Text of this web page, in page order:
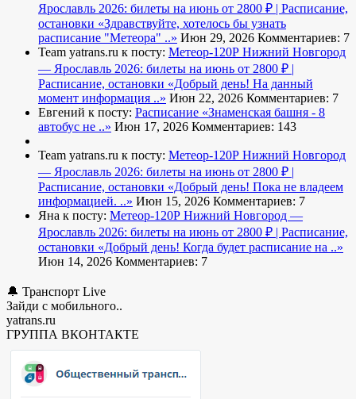
Ярославль 2026: билеты на июнь от 2800 ₽ | Расписание,
остановки «Здравствуйте, хотелось бы узнать
расписание "Метеора" ..» Июн 29, 2026 Комментариев: 7
Team yatrans.ru к посту: Метеор-120Р Нижний Новгород
— Ярославль 2026: билеты на июнь от 2800 ₽ |
Расписание, остановки «Добрый день! На данный
момент информация ..» Июн 22, 2026 Комментариев: 7
Евгений к посту: Расписание «Знаменская башня - 8
автобус не ..» Июн 17, 2026 Комментариев: 143
Team yatrans.ru к посту: Метеор-120Р Нижний Новгород
— Ярославль 2026: билеты на июнь от 2800 ₽ |
Расписание, остановки «Добрый день! Пока не владеем
информацией. ..» Июн 15, 2026 Комментариев: 7
Яна к посту: Метеор-120Р Нижний Новгород —
Ярославль 2026: билеты на июнь от 2800 ₽ | Расписание,
остановки «Добрый день! Когда будет расписание на ..»
Июн 14, 2026 Комментариев: 7
🔔 Транспорт Live
Зайди с мобильного..
yatrans.ru
ГРУППА ВКОНТАКТЕ